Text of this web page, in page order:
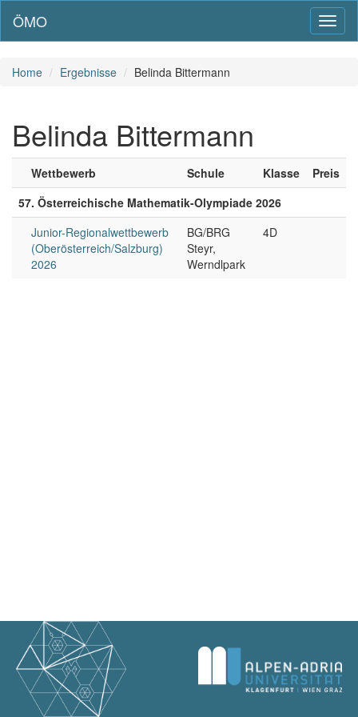
ÖMO
Home Ergebnisse Belinda Bittermann
Belinda Bittermann
Wettbewerb Schule Klasse
Preis
57. Österreichische Mathematik-Olympiade 2026
Junior-Regionalwettbewerb
(Oberösterreich/Salzburg)
2026
BG/BRG
Steyr,
Werndlpark
4D